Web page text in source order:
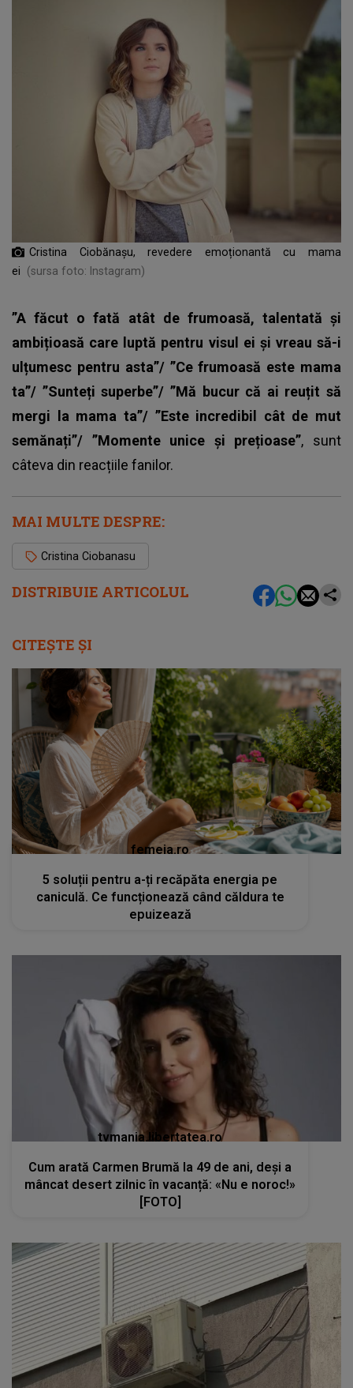
DISTRIBUIE ARTICOLUL
Cristina Ciobănașu, revedere emoționantă cu mama
ei
(sursa foto: Instagram)
”A făcut o fată atât de frumoasă, talentată și
ambițioasă care luptă pentru visul ei și vreau să-i
ulțumesc pentru asta”/ ”Ce frumoasă este mama
ta”/ ”Sunteți superbe”/ ”Mă bucur că ai reuțit să
mergi la mama ta”/ ”Este incredibil cât de mut
semănați”/ ”Momente unice și prețioase”, sunt
câteva din reacțiile fanilor.
MAI MULTE DESPRE:
Cristina Ciobanasu
CITEȘTE ȘI
femeia.ro
5 soluții pentru a-ți recăpăta energia pe
caniculă. Ce funcționează când căldura te
epuizează
tvmania.libertatea.ro
Cum arată Carmen Brumă la 49 de ani, deși a
mâncat desert zilnic în vacanță: «Nu e noroc!»
[FOTO]